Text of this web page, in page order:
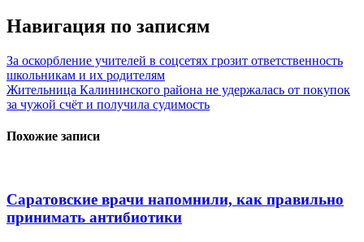
Навигация по записям
За оскорбление учителей в соцсетях грозит ответственность
школьникам и их родителям
Жительница Калининского района не удержалась от покупок
за чужой счёт и получила судимость
Похожие записи
Саратовские врачи напомнили, как правильно
принимать антибиотики